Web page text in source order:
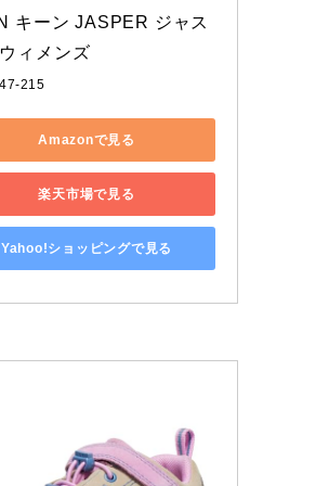
キーン JASPER ジャス
ィメンズ
215
Amazonで見る
楽天市場で見る
Yahoo!ショッピングで見る